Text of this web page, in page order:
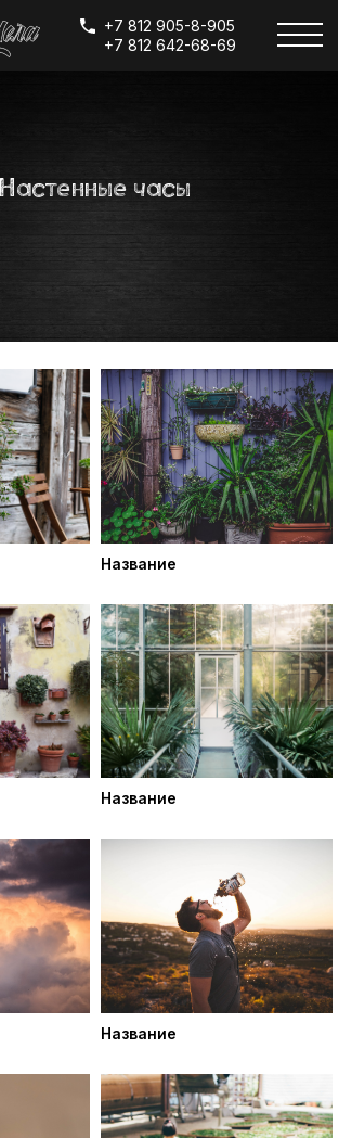
+7 812 905-8-905
+7 812 642-68-69
Настенные часы
Название
Название
Название
Реквизиты
Контакты